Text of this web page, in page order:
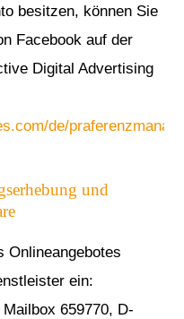
besitzen, können Sie
Facebook auf der
Digital Advertising
de/
und
Onlineangebotes
ein:
659770, D-